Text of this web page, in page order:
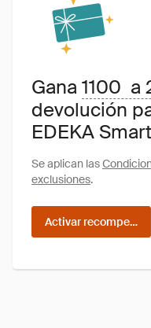
Gana1100 a
devolución
EDEKA
Se aplican las
exclusiones.
Activar recompensas